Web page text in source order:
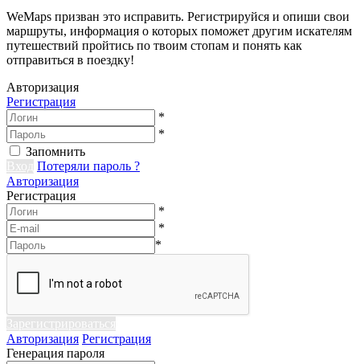
WeMaps призван это исправить. Регистрируйся и опиши свои
маршруты, информация о которых поможет другим искателям
путешествий пройтись по твоим стопам и понять как
отправиться в поездку!
Авторизация
Регистрация
*
*
Запомнить
Вход
Потеряли пароль ?
Авторизация
Регистрация
*
*
*
Зарегистрироваться
Авторизация Регистрация
Генерация пароля